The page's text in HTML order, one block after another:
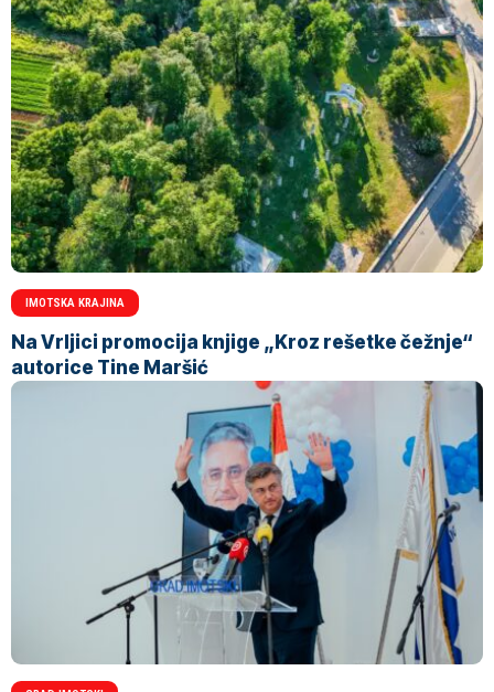
IMOTSKA KRAJINA
Na Vrljici promocija knjige „Kroz rešetke čežnje“
autorice Tine Maršić